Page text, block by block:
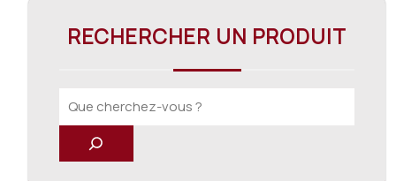
RECHERCHER UN PRODUIT